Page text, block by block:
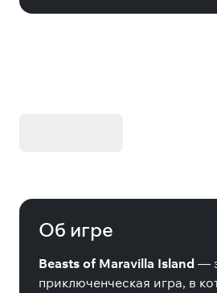
Об игре
Beasts of Maravilla Island —
приключенческая игра, в